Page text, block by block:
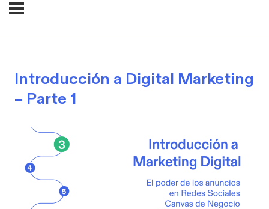
Introducción a Digital Marketing
– Parte 1